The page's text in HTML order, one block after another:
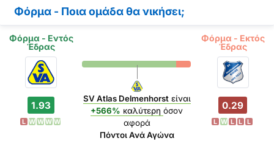
Φόρμα - Ποια ομάδα θα νικήσει;
Φόρμα - Εντός
Έδρας
Φόρμα - Εκτός
Έδρας
1.93
L W W W W
SV Atlas Delmenhorstείναι
+566% καλύτερηόσον
αφορά
Πόντοι Ανά Αγώνα
0.29
L W L L L